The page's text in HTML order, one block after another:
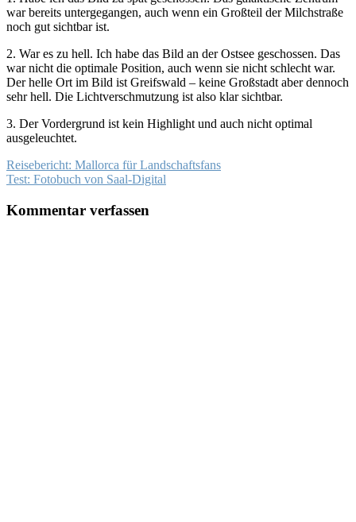
war bereits untergegangen, auch wenn ein Großteil der Milchstraße
noch gut sichtbar ist.
2. War es zu hell. Ich habe das Bild an der Ostsee geschossen. Das
war nicht die optimale Position, auch wenn sie nicht schlecht war.
Der helle Ort im Bild ist Greifswald – keine Großstadt aber dennoch
sehr hell. Die Lichtverschmutzung ist also klar sichtbar.
3. Der Vordergrund ist kein Highlight und auch nicht optimal
ausgeleuchtet.
Reisebericht: Mallorca für Landschaftsfans
Test: Fotobuch von Saal-Digital
Kommentar verfassen